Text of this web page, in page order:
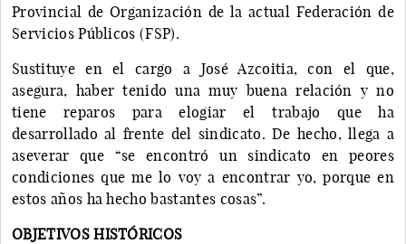
Provincial de Organización de la actual Federación de
Servicios Públicos (FSP).
Sustituye en el cargo a José Azcoitia, con el que,
asegura, haber tenido una muy buena relación y no
tiene reparos para elogiar el trabajo que ha
desarrollado al frente del sindicato. De hecho, llega a
aseverar que “se encontró un sindicato en peores
condiciones que me lo voy a encontrar yo, porque en
estos años ha hecho bastantes cosas”.
OBJETIVOS HISTÓRICOS